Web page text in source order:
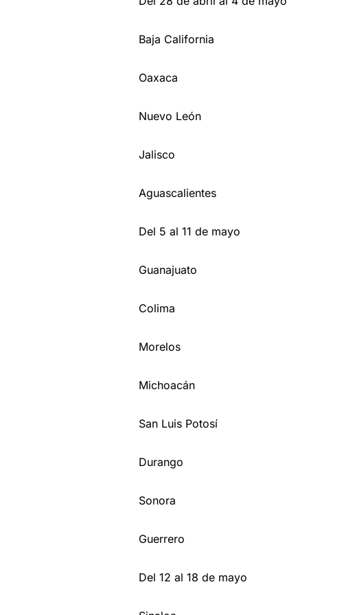
Baja California
Oaxaca
Nuevo León
Jalisco
Aguascalientes
Del 5 al 11 de mayo
Guanajuato
Colima
Morelos
Michoacán
San Luis Potosí
Durango
Sonora
Guerrero
Del 12 al 18 de mayo